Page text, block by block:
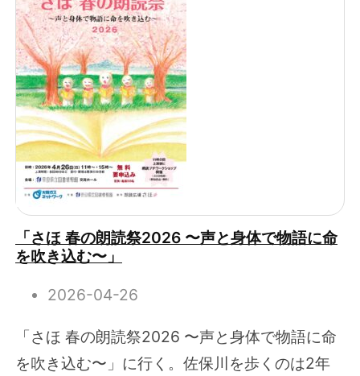
「さほ 春の朗読祭2026 〜声と身体で物語に命
を吹き込む〜」
2026-04-26
「さほ 春の朗読祭2026 〜声と身体で物語に命
を吹き込む〜」に行く。佐保川を歩くのは2年